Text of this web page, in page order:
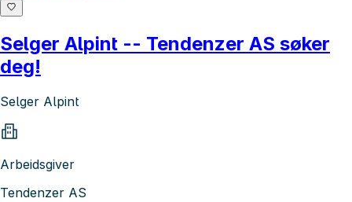
Selger Alpint -- Tendenzer AS søker
deg!
Selger Alpint
Arbeidsgiver
Tendenzer AS